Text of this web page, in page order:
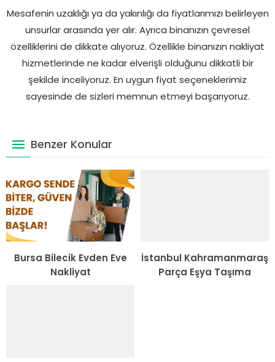
Mesafenin uzaklığı ya da yakınlığı da fiyatlarımızı belirleyen
unsurlar arasında yer alır. Ayrıca binanızın çevresel
özelliklerini de dikkate alıyoruz. Özellikle binanızın nakliyat
hizmetlerinde ne kadar elverişli olduğunu dikkatli bir
şekilde inceliyoruz. En uygun fiyat seçeneklerimiz
sayesinde de sizleri memnun etmeyi başarıyoruz.
Benzer Konular
Bursa Bilecik Evden Eve
Nakliyat
İstanbul Kahramanmaraş
Parça Eşya Taşıma